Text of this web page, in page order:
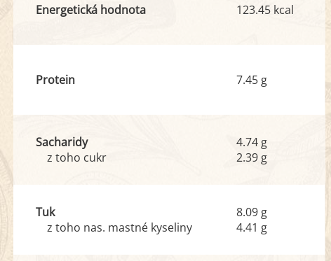
Energetická hodnota 123.45 kcal
Protein 7.45 g
Sacharidy
z toho cukr
4.74 g
2.39 g
Tuk
z toho nas. mastné kyseliny
8.09 g
4.41 g